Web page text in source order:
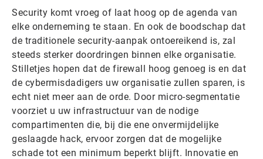
Security komt vroeg of laat hoog op de agenda van
elke onderneming te staan. En ook de boodschap dat
de traditionele security-aanpak ontoereikend is, zal
steeds sterker doordringen binnen elke organisatie.
Stilletjes hopen dat de firewall hoog genoeg is en dat
de cybermisdadigers uw organisatie zullen sparen, is
echt niet meer aan de orde. Door micro-segmentatie
voorziet u uw infrastructuur van de nodige
compartimenten die, bij die ene onvermijdelijke
geslaagde hack, ervoor zorgen dat de mogelijke
schade tot een minimum beperkt blijft. Innovatie en